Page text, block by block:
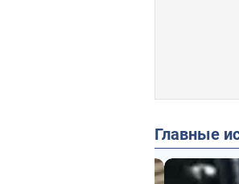
Главные